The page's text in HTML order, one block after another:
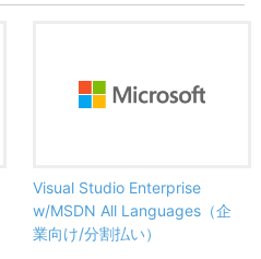
Visual Studio Enterprise
w/MSDN All Languages（企
業向け/分割払い）